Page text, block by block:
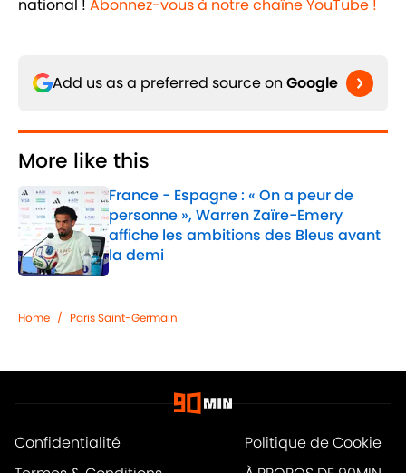
national ! Abonnez-vous à notre chaîne YouTube !
Add us as a preferred source on Google
More like this
France - Espagne : « On a peur de
personne », Warren Zaïre-Emery
affiche les ambitions des Bleus avant
la demi
Published by on Invalid Date
Home / Paris Saint-Germain
Confidentialité
Politique de Cookie